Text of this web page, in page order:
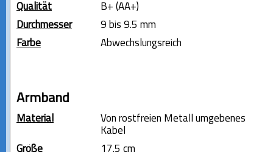
Qualität
B+ (AA+)
Durchmesser
9 bis 9.5 mm
Farbe
Abwechslungsreich
Armband
Material
Von rostfreien Metall umgebenes
Kabel
Größe
17.5 cm